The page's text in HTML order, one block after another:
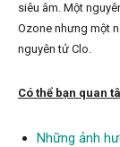
siêu âm. Một
Ozone nhưng một
nguyên tử Clo.
Có thể bạn quan
Những ảnh